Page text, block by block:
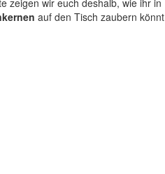
zeigen wir euch deshalb, wie ihr in
auf den Tisch zaubern könnt